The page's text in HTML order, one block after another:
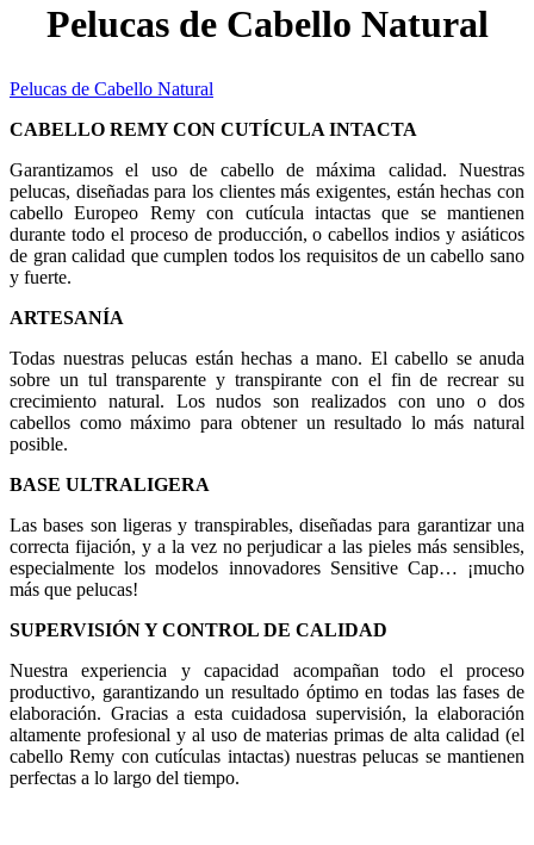
Pelucas de Cabello Natural
Pelucas de Cabello Natural
CABELLO REMY CON CUTÍCULA INTACTA
Garantizamos el uso de cabello de máxima calidad. Nuestras
pelucas, diseñadas para los clientes más exigentes, están hechas con
cabello Europeo Remy con cutícula intactas que se mantienen
durante todo el proceso de producción, o cabellos indios y asiáticos
de gran calidad que cumplen todos los requisitos de un cabello sano
y fuerte.
ARTESANÍA
Todas nuestras pelucas están hechas a mano. El cabello se anuda
sobre un tul transparente y transpirante con el fin de recrear su
crecimiento natural. Los nudos son realizados con uno o dos
cabellos como máximo para obtener un resultado lo más natural
posible.
BASE ULTRALIGERA
Las bases son ligeras y transpirables, diseñadas para garantizar una
correcta fijación, y a la vez no perjudicar a las pieles más sensibles,
especialmente los modelos innovadores Sensitive Cap… ¡mucho
más que pelucas!
SUPERVISIÓN Y CONTROL DE CALIDAD
Nuestra experiencia y capacidad acompañan todo el proceso
productivo, garantizando un resultado óptimo en todas las fases de
elaboración. Gracias a esta cuidadosa supervisión, la elaboración
altamente profesional y al uso de materias primas de alta calidad (el
cabello Remy con cutículas intactas) nuestras pelucas se mantienen
perfectas a lo largo del tiempo.